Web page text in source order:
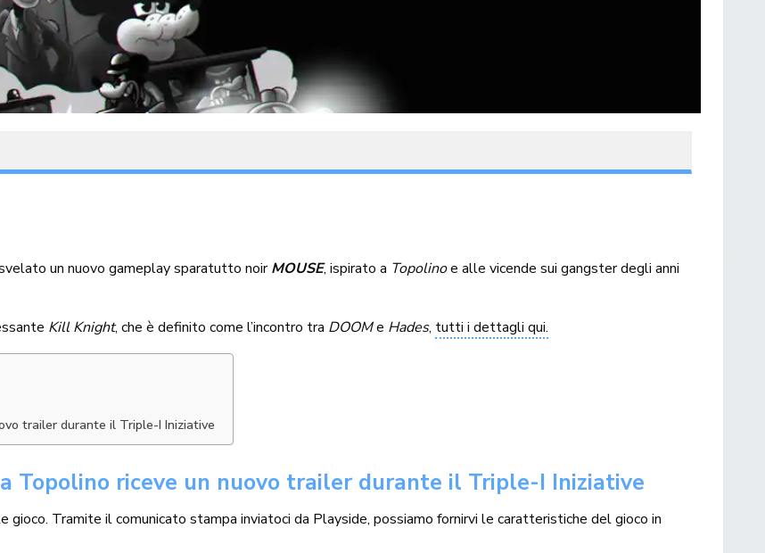
un nuovo gameplay sparatutto noirMOUSE, ispirato a Topolinoe alle vicende sui gangster degli anni
Kill Knight, che è definito come l’incontro tra DOOMe Hades, tutti i dettagli qui.
trailer durante il Triple-I Iniziative
Topolino riceve un nuovo trailer durante il Triple-I Iniziative
Tramite il comunicato stampa inviatoci da Playside, possiamo fornirvi le caratteristiche del gioco in